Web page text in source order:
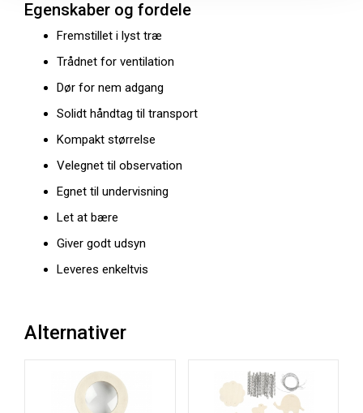
Egenskaber og fordele
Fremstillet i lyst træ
Trådnet for ventilation
Dør for nem adgang
Solidt håndtag til transport
Kompakt størrelse
Velegnet til observation
Egnet til undervisning
Let at bære
Giver godt udsyn
Leveres enkeltvis
Alternativer